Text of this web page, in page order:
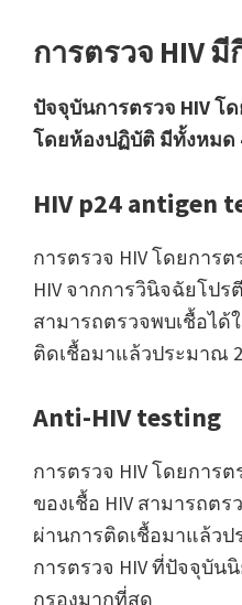
การตรวจ HIV มี
ปัจจุบันการตรวจ HIV โ
โดยห้องปฏิบัติ มีทั้งหมด
HIV p24 antigen
การตรวจ HIV โดยการ
HIV จากการวินิจฉัยโป
สามารถตรวจพบเชื้อได้
ติดเชื้อมาแล้วประมาณ
Anti-HIV testing
การตรวจ HIV โดยการ
ของเชื้อ HIV สามารถต
ผ่านการติดเชื้อมาแล้วป
การตรวจ HIV ที่ปัจจุบัน
กรองมากที่สุด